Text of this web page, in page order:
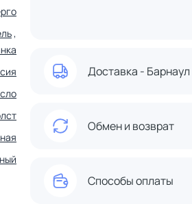
,
Доставка - Барнаул
Обмен и возврат
Способы оплаты